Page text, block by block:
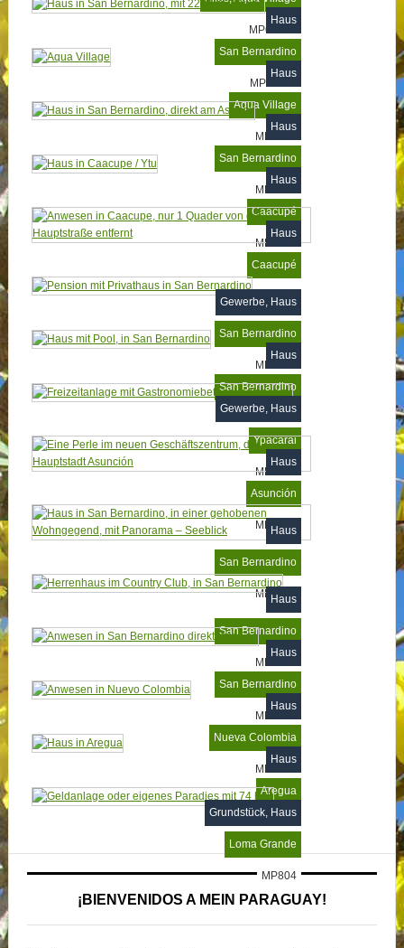
MP68996
Haus
San Bernardino
MP62611
Haus
Aqua Village
MP8479
Haus
San Bernardino
MP7847
Haus
Caacupé
MP7801
Haus
Caacupé
MP7569
Gewerbe, Haus
San Bernardino
MP7082
Haus
San Bernardino
MP6980
Gewerbe, Haus
Ypacarai
MP6306
Haus
Asunción
MP6142
Haus
San Bernardino
MP5745
Haus
San Bernardino
MP5540
Haus
San Bernardino
MP5351
Haus
Nueva Colombia
MP4866
Haus
Aregua
MP4057
Grundstück, Haus
Loma Grande
MP804
¡BIENVENIDOS A MEIN PARAGUAY!